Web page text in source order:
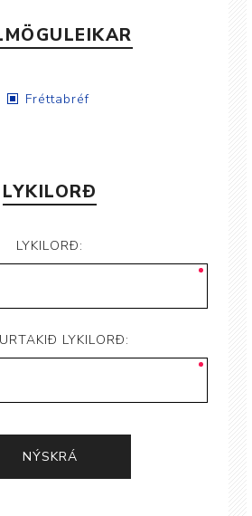
Fréttabréf
LYKILORÐ
LYKILORÐ:
LYKILORÐ: